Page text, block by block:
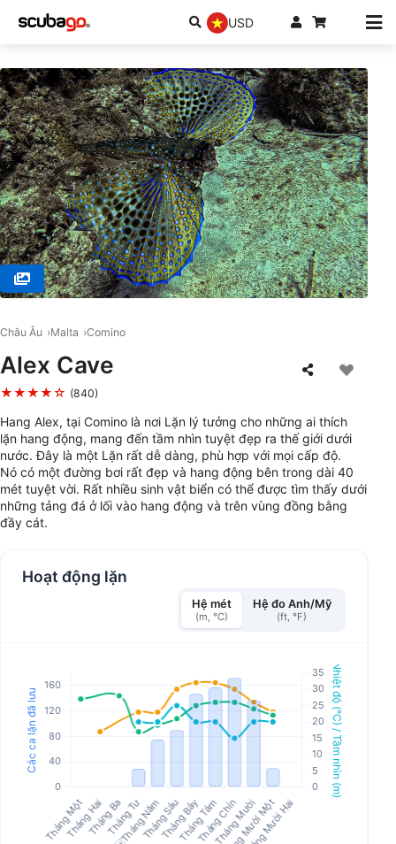
USD
Châu Âu Malta Comino
Alex Cave
★★★★☆ (840)
Hang Alex, tại Comino là nơi Lặn lý tưởng cho những ai thích
lặn hang động, mang đến tầm nhìn tuyệt đẹp ra thế giới dưới
nước. Đây là một Lặn rất dễ dàng, phù hợp với mọi cấp độ.
Nó có một đường bơi rất đẹp và hang động bên trong dài 40
mét tuyệt vời. Rất nhiều sinh vật biển có thể được tìm thấy dưới
những tảng đá ở lối vào hang động và trên vùng đồng bằng
đầy cát.
Hoạt động lặn
Hệ mét
(m, °C)
Hệ đo Anh/Mỹ
(ft, °F)